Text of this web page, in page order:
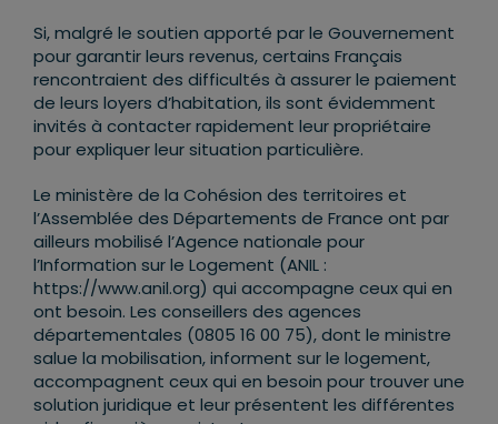
Si, malgré le soutien apporté par le Gouvernement
pour garantir leurs revenus, certains Français
rencontraient des difficultés à assurer le paiement
de leurs loyers d’habitation, ils sont évidemment
invités à contacter rapidement leur propriétaire
pour expliquer leur situation particulière.
Le ministère de la Cohésion des territoires et
l’Assemblée des Départements de France ont par
ailleurs mobilisé l’Agence nationale pour
l’Information sur le Logement (ANIL :
https://www.anil.org) qui accompagne ceux qui en
ont besoin. Les conseillers des agences
départementales (0805 16 00 75), dont le ministre
salue la mobilisation, informent sur le logement,
accompagnent ceux qui en besoin pour trouver une
solution juridique et leur présentent les différentes